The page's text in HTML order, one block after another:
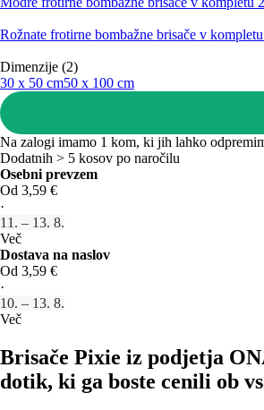
Rožnate frotirne bombažne brisače v
Dimenzije (2)
30 x 50 cm50 x 100 cm
Na zalogi imamo 1 kom, ki jih lahko
Dodatnih > 5 kosov po naročilu
Osebni prevzem
Od 3,59 €
·
11. – 13. 8.
Več
Dostava na naslov
Od 3,59 €
·
10. – 13. 8.
Več
Brisače Pixie iz podjetja
dotik, ki ga boste cenili ob